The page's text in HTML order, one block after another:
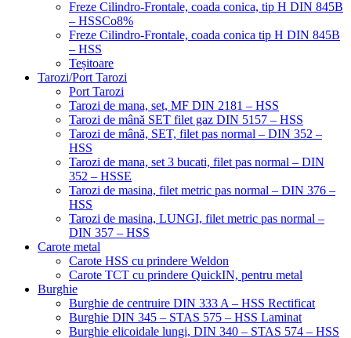
Freze Cilindro-Frontale, coada conica, tip H DIN 845B
– HSSCo8%
Freze Cilindro-Frontale, coada conica tip H DIN 845B
– HSS
Teșitoare
Tarozi/Port Tarozi
Port Tarozi
Tarozi de mana, set, MF DIN 2181 – HSS
Tarozi de mână SET filet gaz DIN 5157 – HSS
Tarozi de mână, SET, filet pas normal – DIN 352 –
HSS
Tarozi de mana, set 3 bucati, filet pas normal – DIN
352 – HSSE
Tarozi de masina, filet metric pas normal – DIN 376 –
HSS
Tarozi de masina, LUNGI, filet metric pas normal –
DIN 357 – HSS
Carote metal
Carote HSS cu prindere Weldon
Carote TCT cu prindere QuickIN, pentru metal
Burghie
Burghie de centruire DIN 333 A – HSS Rectificat
Burghie DIN 345 – STAS 575 – HSS Laminat
Burghie elicoidale lungi, DIN 340 – STAS 574 – HSS